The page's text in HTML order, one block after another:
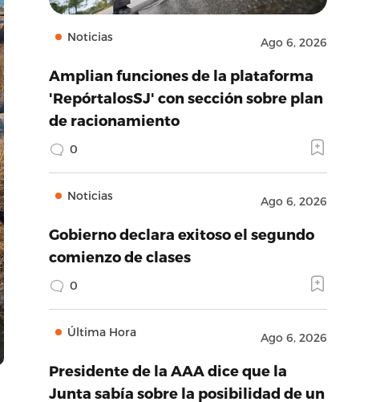
Noticias Ago 6, 2026
Amplian funciones de la plataforma
'RepórtalosSJ' con sección sobre plan
de racionamiento
0
Noticias Ago 6, 2026
Gobierno declara exitoso el segundo
comienzo de clases
0
Última Hora Ago 6, 2026
Presidente de la AAA dice que la
Junta sabía sobre la posibilidad de un